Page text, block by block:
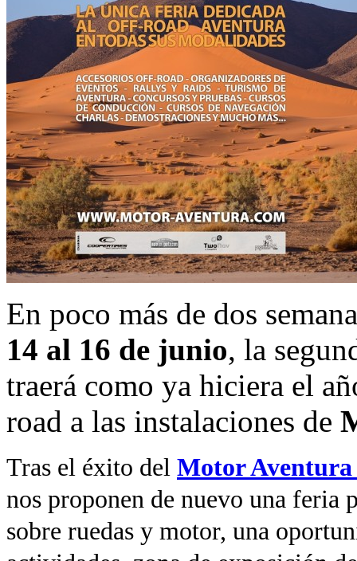
En poco más de dos
14 al 16 de junio, la
traerá como ya hiciera el
road a las instalaciones de
Tras el éxito del Motor Aventura
nos proponen de nuevo una feria
sobre ruedas y motor, una